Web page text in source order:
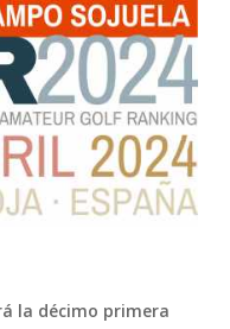
la décimo primera